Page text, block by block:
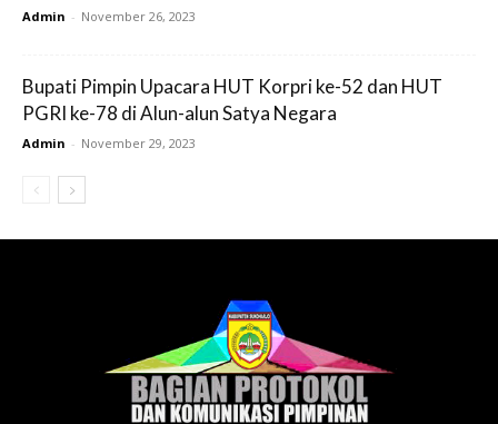
Admin - November 26, 2023
Bupati Pimpin Upacara HUT Korpri ke-52 dan HUT
PGRI ke-78 di Alun-alun Satya Negara
Admin - November 29, 2023